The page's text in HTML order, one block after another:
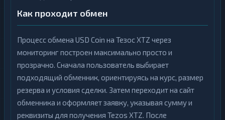
Как проходит обмен
Процесс обмена USD Coin на Тезос XTZ через
мониторинг построен максимально просто и
прозрачно. Сначала пользователь выбирает
подходящий обменник, ориентируясь на курс, размер
резерва и условия сделки. Затем переходит на сайт
обменника и оформляет заявку, указывая сумму и
реквизиты для получения Tezos XTZ. После